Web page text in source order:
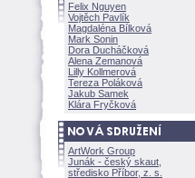
Felix Nguyen
Vojtěch Pavlík
Magdaléna Bílkov
Mark Sonin
Dora Ducháčkov
Alena Zemanov
Lilly Kollmerov
Tereza Polákov
Jakub Samek
Klára Fryčkov
ArtWork Group
Junák - český skaut,
středisko Příbor, z. s.